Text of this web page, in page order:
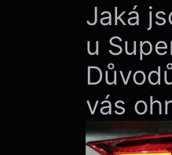
Jaká
u
vás